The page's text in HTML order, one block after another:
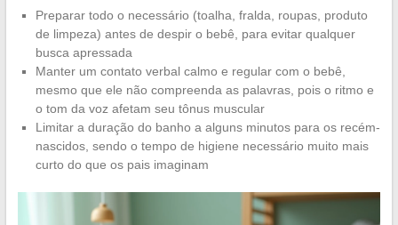
Preparar todo o necessário (toalha, fralda, roupas, produto
de limpeza) antes de despir o bebê, para evitar qualquer
busca apressada
Manter um contato verbal calmo e regular com o bebê,
mesmo que ele não compreenda as palavras, pois o ritmo e
o tom da voz afetam seu tônus muscular
Limitar a duração do banho a alguns minutos para os recém-
nascidos, sendo o tempo de higiene necessário muito mais
curto do que os pais imaginam